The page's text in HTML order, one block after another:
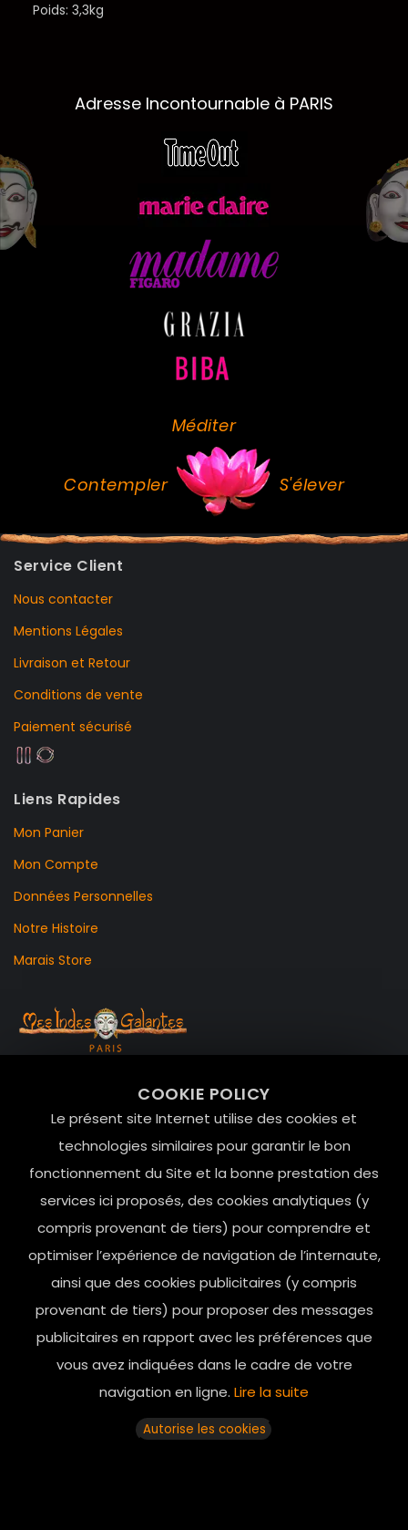
COOKIE POLICY
Le présent site Internet utilise des cookies et
technologies similaires pour garantir le bon
fonctionnement du Site et la bonne prestation des
services ici proposés, des cookies analytiques (y
compris provenant de tiers) pour comprendre et
optimiser l’expérience de navigation de l’internaute,
ainsi que des cookies publicitaires (y compris
provenant de tiers) pour proposer des messages
publicitaires en rapport avec les préférences que
vous avez indiquées dans le cadre de votre
navigation en ligne. Lire la suite
Autorise les cookies
Poids: 3,3kg
Adresse Incontournable à PARIS
Méditer
Contempler S'élever
Service Client
Nous contacter
Mentions Légales
Livraison et Retour
Conditions de vente
Paiement sécurisé
Liens Rapides
Mon Panier
Mon Compte
Données Personnelles
Notre Histoire
Marais Store
Le Marais, 75004 Paris
contact@mesindesgalantes.com
01.42.72.42.51
Horaires d’ouverture: 11h - 19h30 Du lundi au dimanche